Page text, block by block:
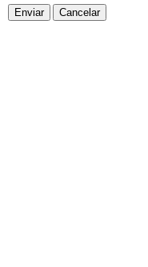
Enviar Cancelar